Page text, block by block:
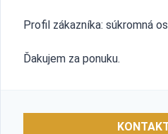
Profil zákazníka: súkromná
Ďakujem za ponuku.